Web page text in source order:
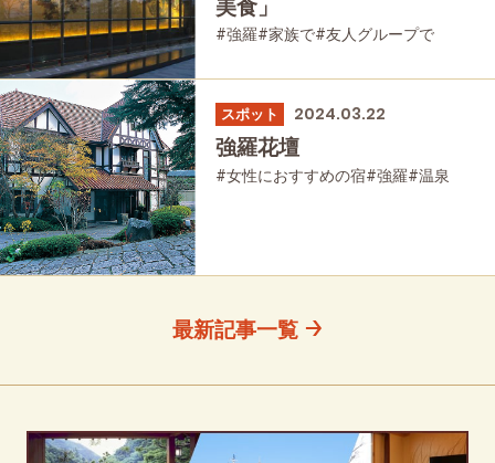
美食」
#強羅#家族で#友人グループで
#母と娘で
スポット 2024.03.22
強羅花壇
#女性におすすめの宿#強羅#温泉
最新記事一覧